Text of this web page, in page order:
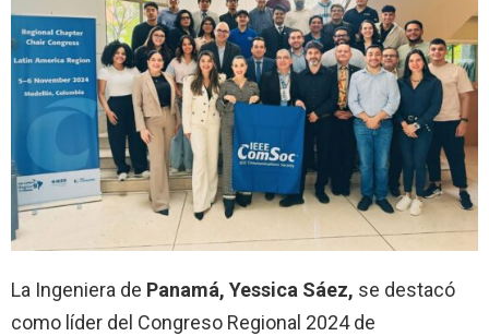
La Ingeniera de Panamá, Yessica Sáez, se destacó
como líder del Congreso Regional 2024 de